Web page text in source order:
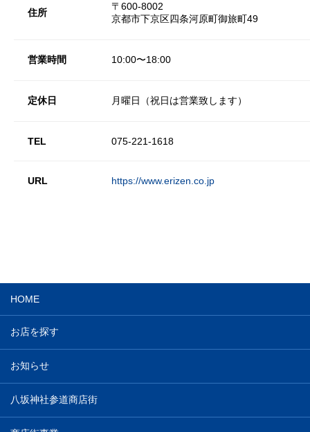
住所
〒600-8002
京都市下京区四条河原町御旅町49
営業時間 10:00〜18:00
定休日 月曜日（祝日は営業致します）
TEL 075-221-1618
URL https://www.erizen.co.jp
HOME
お店を探す
お知らせ
八坂神社参道商店街